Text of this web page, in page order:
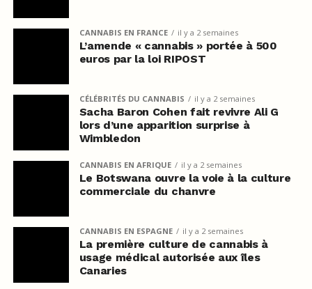
CANNABIS EN FRANCE il y a 2 semaines
L’amende « cannabis » portée à 500
euros par la loi RIPOST
CÉLÉBRITÉS DU CANNABIS il y a 2 semaines
Sacha Baron Cohen fait revivre Ali G
lors d’une apparition surprise à
Wimbledon
CANNABIS EN AFRIQUE il y a 2 semaines
Le Botswana ouvre la voie à la culture
commerciale du chanvre
CANNABIS EN ESPAGNE il y a 2 semaines
La première culture de cannabis à
usage médical autorisée aux îles
Canaries